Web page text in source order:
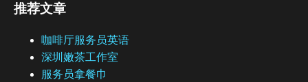
推荐文章
咖啡厅服务员英语
深圳嫩茶工作室
服务员拿餐巾